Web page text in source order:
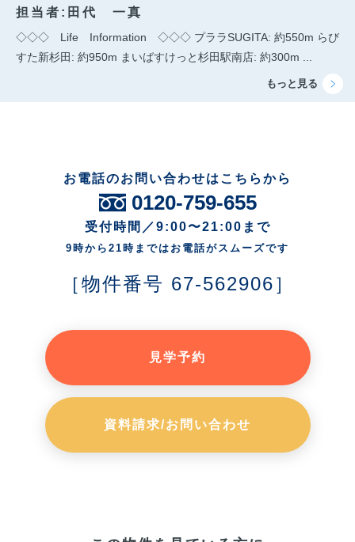
担当者:田代 一真
◇◇◇ Life Information ◇◇◇ プララSUGITA: 約550m らび
すた新杉田: 約950m まいばすけっと杉田駅南店: 約300m ...
お電話のお問い合わせはこちらから
0120-759-655
受付時間／9:00〜21:00まで
9時から21時まではお電話がスムーズです
［物件番号 67-562906］
見学予約
資料請求/お問い合わせ